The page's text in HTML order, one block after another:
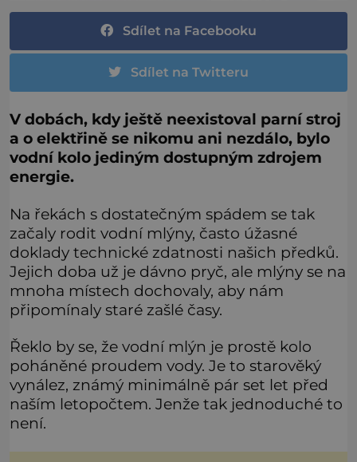
Sdílet na Facebooku
Sdílet na Twitteru
V dobách, kdy ještě neexistoval parní stroj
a o elektřině se nikomu ani nezdálo, bylo
vodní kolo jediným dostupným zdrojem
energie.
Na řekách s dostatečným spádem se tak
začaly rodit vodní mlýny, často úžasné
doklady technické zdatnosti našich předků.
Jejich doba už je dávno pryč, ale mlýny se na
mnoha místech dochovaly, aby nám
připomínaly staré zašlé časy.
Řeklo by se, že vodní mlýn je prostě kolo
poháněné proudem vody. Je to starověký
vynález, známý minimálně pár set let před
naším letopočtem. Jenže tak jednoduché to
není.